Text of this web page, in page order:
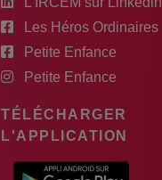
Les Héros Ordinaires
Petite Enfance
Petite Enfance
TÉLÉCHARGER
L'APPLICATION